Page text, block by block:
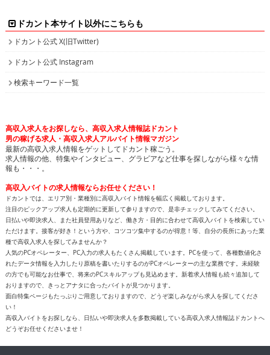
ドカント本サイト以外にこちらも
ドカント公式 X(旧Twitter)
ドカント公式 Instagram
検索キーワード一覧
高収入求人をお探しなら、高収入求人情報誌ドカント
男の稼げる求人・高収入求人アルバイト情報マガジン
最新の高収入求人情報をゲットしてドカント稼ごう。
求人情報の他、特集やインタビュー、グラビアなど仕事を探しながら様々な情
報も・・・。
高収入バイトの求人情報ならお任せください！
ドカントでは、エリア別・業種別に高収入バイト情報を幅広く掲載しております。
注目のピックアップ求人も定期的に更新して参りますので、是非チェックしてみてください。
日払いや即決求人、また社員登用ありなど、働き方・目的に合わせて高収入バイトを検索してい
ただけます。接客が好き！という方や、コツコツ集中するのが得意！等、自分の長所にあった業
種で高収入求人を探してみませんか？
人気のPCオペレーター、PC入力の求人もたくさん掲載しています。PCを使って、各種数値化さ
れたデータ情報を入力したり原稿を書いたりするのがPCオペレーターの主な業務です。未経験
の方でも可能なお仕事で、将来のPCスキルアップも見込めます。新着求人情報も続々追加して
おりますので、きっとアナタに合ったバイトが見つかります。
面白特集ページもたっぷりご用意しておりますので、どうぞ楽しみながら求人を探してくださ
い！
高収入バイトをお探しなら、日払いや即決求人を多数掲載している高収入求人情報誌ドカントへ
どうぞお任せくださいませ！